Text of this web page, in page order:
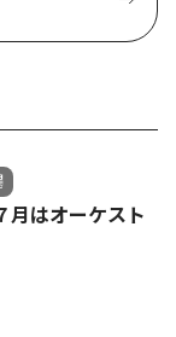
月はオーケスト